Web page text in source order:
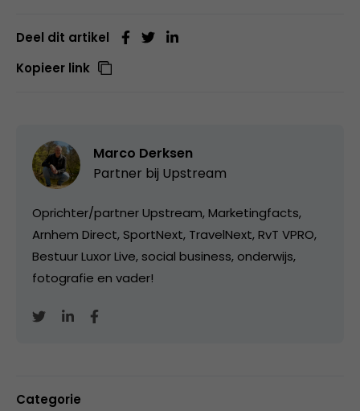
Deel dit artikel
Kopieer link
Marco Derksen
Partner bij Upstream
Oprichter/partner Upstream, Marketingfacts,
Arnhem Direct, SportNext, TravelNext, RvT VPRO,
Bestuur Luxor Live, social business, onderwijs,
fotografie en vader!
Categorie